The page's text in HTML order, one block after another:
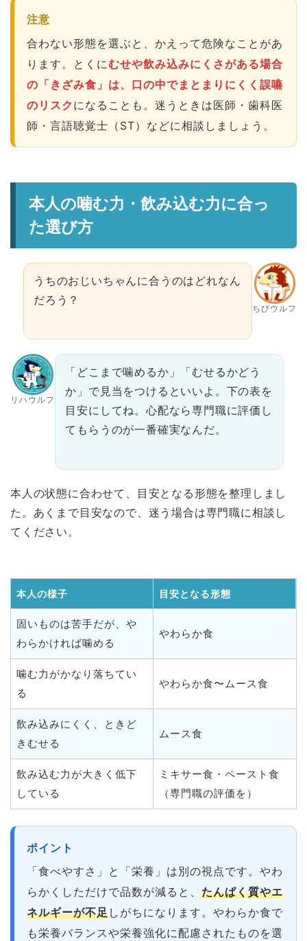
注意
合わない形態を選ぶと、かえって危険なことがあ
ります。とくにむせや飲み込みにくさがある場合
の「きざみ食」は、口の中でまとまりにくく誤嚥
のリスク になることも。迷うときは医師・歯科医
師・言語聴覚士（ST）などに相談しましょう。
本人の噛む力・飲み込む力に合っ
た選び方
ちびウルフ
うちのおじいちゃんに合うのはどれなん
だろう？
リハウルフ
「どこまで噛めるか」「むせるかどう
か」で見当をつけるといいよ。下の表を
目安にしてね。心配なら専門職に評価し
てもらうのが一番確実なんだ。
本人の状態に合わせて、目安となる形態を整理しまし
た。あくまで目安なので、迷う場合は専門職に相談し
てください。
本人の様子 目安となる形態
固いものは苦手だが、や
わらかければ噛める
やわらか食
噛む力がかなり落ちてい
る
やわらか食〜ムース食
飲み込みにくく、ときど
きむせる
ムース食
飲み込む力が大きく低下
している
ミキサー食・ペースト食
（専門職の評価を）
ポイント
「食べやすさ」と「栄養」は別の視点です。やわ
らかくしただけで品数が減ると、 たんぱく質やエ
ネルギーが不足しがちになります。やわらか食で
も栄養バランスや栄養強化に配慮されたものを選